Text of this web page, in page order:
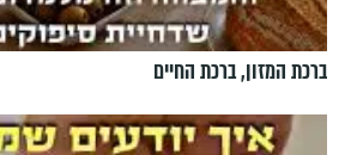
ברכת המזון, ברכת החיים